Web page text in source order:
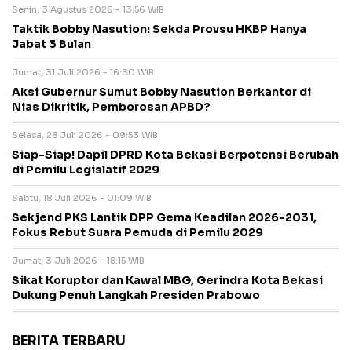
Senin, 3 Agustus 2026 - 13:56 WIB
Taktik Bobby Nasution: Sekda Provsu HKBP Hanya
Jabat 3 Bulan
Jumat, 31 Juli 2026 - 16:30 WIB
Aksi Gubernur Sumut Bobby Nasution Berkantor di
Nias Dikritik, Pemborosan APBD?
Selasa, 28 Juli 2026 - 09:53 WIB
Siap-Siap! Dapil DPRD Kota Bekasi Berpotensi Berubah
di Pemilu Legislatif 2029
Sabtu, 18 Juli 2026 - 01:09 WIB
Sekjend PKS Lantik DPP Gema Keadilan 2026-2031,
Fokus Rebut Suara Pemuda di Pemilu 2029
Jumat, 3 Juli 2026 - 18:15 WIB
Sikat Koruptor dan Kawal MBG, Gerindra Kota Bekasi
Dukung Penuh Langkah Presiden Prabowo
BERITA TERBARU